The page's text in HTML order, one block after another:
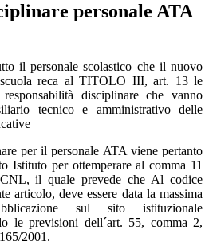
personale ATA
il personale scolastico che il nuovo
reca al TITOLO III, art. 13 le
disciplinare che vanno
tecnico e amministrativo delle
per il personale ATA viene pertanto
Istituto per ottemperare al comma 11
il quale prevede che Al codice
articolo, deve essere data la massima
sul sito istituzionale
le previsioni dell´art. 55, comma 2,
2001.